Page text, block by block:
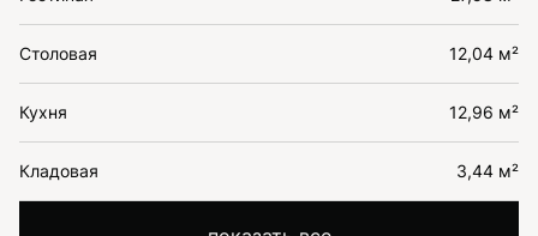
Столовая 12,04 м²
Кухня 12,96 м²
Кладовая 3,44 м²